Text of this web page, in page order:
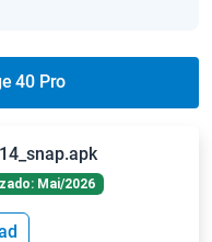
40 Pro
Mai/2026